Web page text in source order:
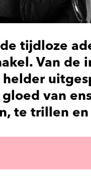
tijdloze
Van de
van
te trillen